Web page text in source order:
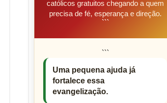
católicos gratuitos chegando a quem
precisa de fé, esperança e direção.
```
```
Uma pequena ajuda já
fortalece essa
evangelização.